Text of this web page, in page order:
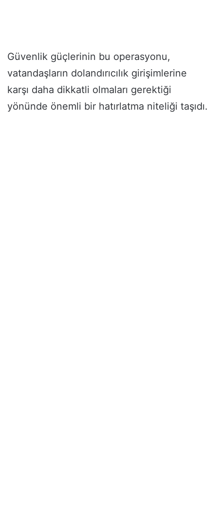
Güvenlik güçlerinin bu operasyonu,
vatandaşların dolandırıcılık girişimlerine
karşı daha dikkatli olmaları gerektiği
yönünde önemli bir hatırlatma niteliği taşıdı.